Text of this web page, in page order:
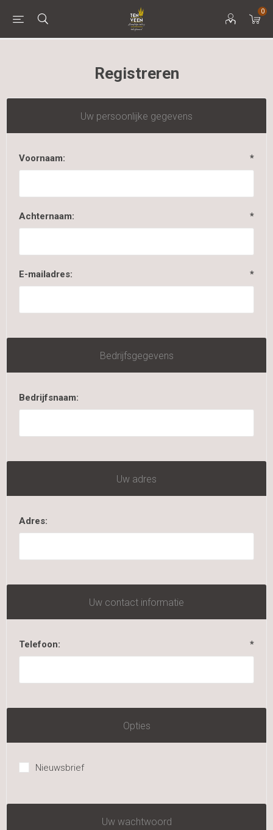
0
Registreren
Uw persoonlijke gegevens
Voornaam: *
Achternaam: *
E-mailadres: *
Bedrijfsgegevens
Bedrijfsnaam:
Uw adres
Adres:
Uw contact informatie
Telefoon: *
Opties
Nieuwsbrief
Uw wachtwoord